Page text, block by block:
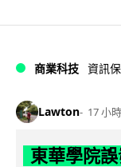
商業科技 資訊
Lawton 17 小時
東華學院